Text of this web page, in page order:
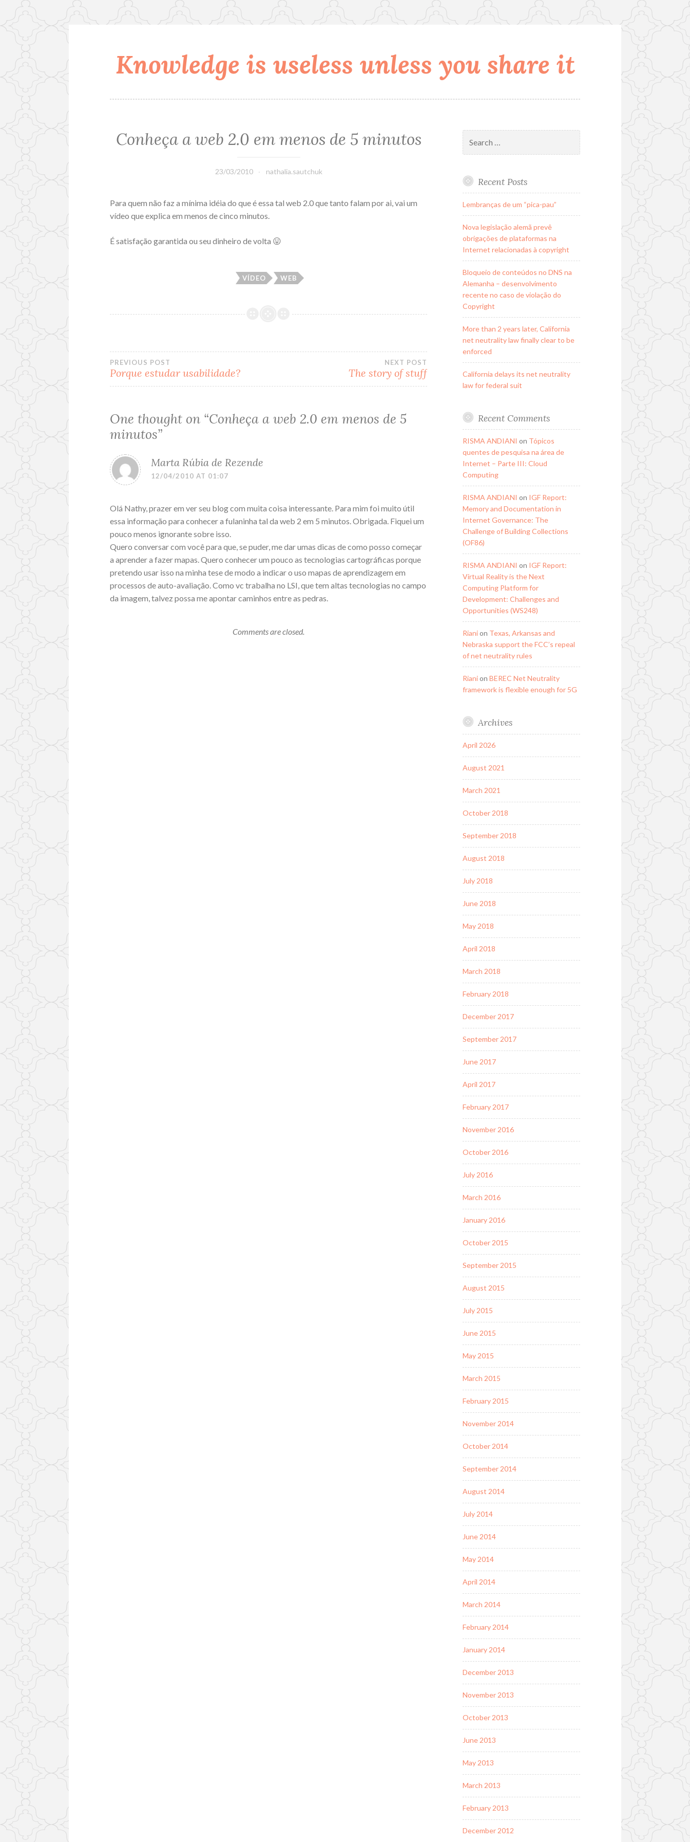
Skip
Knowledge is useless unless you share it
Conheça a web 2.0 em menos de 5 minutos
23/03/2010 nathalia.sautchuk
Para quem não faz a mínima idéia do que é essa tal web 2.0 que tanto falam por ai, vai um
vídeo que explica em menos de cinco minutos.
É satisfação garantida ou seu dinheiro de volta 😛
VÍDEO WEB
Post
navigation
PREVIOUS POST
Porque estudar usabilidade?
NEXT POST
The story of stuff
One thought on “Conheça a web 2.0 em menos de 5
minutos”
Marta Rúbia de Rezende
12/04/2010 AT 01:07
Olá Nathy, prazer em ver seu blog com muita coisa interessante. Para mim foi muito útil
essa informação para conhecer a fulaninha tal da web 2 em 5 minutos. Obrigada. Fiquei um
pouco menos ignorante sobre isso.
Quero conversar com você para que, se puder, me dar umas dicas de como posso começar
a aprender a fazer mapas. Quero conhecer um pouco as tecnologias cartográficas porque
pretendo usar isso na minha tese de modo a indicar o uso mapas de aprendizagem em
processos de auto-avaliação. Como vc trabalha no LSI, que tem altas tecnologias no campo
da imagem, talvez possa me apontar caminhos entre as pedras.
Comments are closed.
for:
Recent Posts
Lembranças de um “pica-pau”
Nova legislação alemã prevê
obrigações de plataformas na
Internet relacionadas à copyright
Bloqueio de conteúdos no DNS na
Alemanha – desenvolvimento
recente no caso de violação do
Copyright
More than 2 years later, California
net neutrality law finally clear to be
enforced
California delays its net neutrality
law for federal suit
Recent Comments
RISMA ANDIANI on Tópicos
quentes de pesquisa na área de
Internet – Parte III: Cloud
Computing
RISMA ANDIANI on IGF Report:
Memory and Documentation in
Internet Governance: The
Challenge of Building Collections
(OF86)
RISMA ANDIANI on IGF Report:
Virtual Reality is the Next
Computing Platform for
Development: Challenges and
Opportunities (WS248)
Rianion Texas, Arkansas and
Nebraska support the FCC’s repeal
of net neutrality rules
Rianion BEREC Net Neutrality
framework is flexible enough for 5G
Archives
April 2026
August 2021
March 2021
October 2018
September 2018
August 2018
July 2018
June 2018
May 2018
April 2018
March 2018
February 2018
December 2017
September 2017
June 2017
April 2017
February 2017
November 2016
October 2016
July 2016
March 2016
January 2016
October 2015
September 2015
August 2015
July 2015
June 2015
May 2015
March 2015
February 2015
November 2014
October 2014
September 2014
August 2014
July 2014
June 2014
May 2014
April 2014
March 2014
February 2014
January 2014
December 2013
November 2013
October 2013
June 2013
May 2013
March 2013
February 2013
December 2012